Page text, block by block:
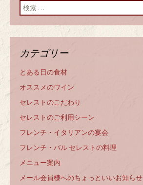
検索:
カテゴリー
とある日の食材
オススメのワイン
セレストのこだわり
セレストのご利用シーン
フレンチ・イタリアンの宴会
フレンチ・バル セレストの料理
メニュー案内
メール会員様へのちょっといいお知らせ